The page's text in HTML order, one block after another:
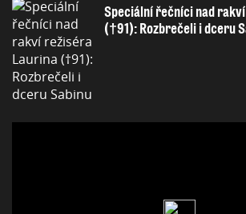
Speciální řečníci nad
(†91): Rozbrečeli i dceru